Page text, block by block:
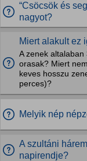
“Csöcsök és
nagyot?
Miert alakult ez
A zenek
orasak? Miert
keves hosszu
perces)?
Melyik nép
A szultáni
napirendje?